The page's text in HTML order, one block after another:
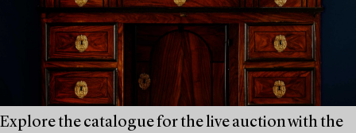
Explore the catalogue for the live auction with the